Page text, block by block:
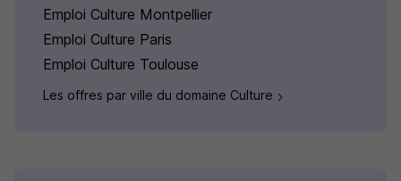
Emploi Culture Montpellier
Emploi Culture Paris
Emploi Culture Toulouse
Les offres par ville du domaine Culture